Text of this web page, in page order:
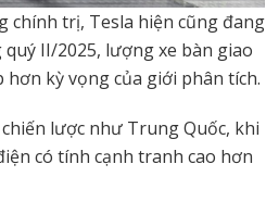
chính trị, Tesla hiện cũng đang
II/2025, lượng xe bàn giao
kỳ vọng của giới phân tích.
lược như Trung Quốc, khi
có tính cạnh tranh cao hơn